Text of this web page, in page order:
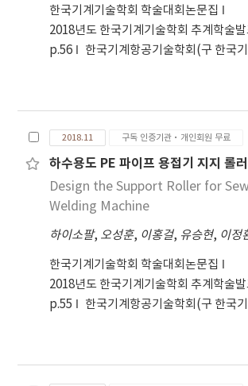
한국기계기술학회 학술대회논문집
2018년도 한국기계기술학회 추계학술
p.56
한국기계항공기술학회(구 한국
2018.11 구독 인증기관·개인회원 무료
하수용도 PE 파이프 용접기 지지 롤러
Design the Support Roller for
Welding Machine
하이소팔, 오성훈, 이홍걸, 유승현, 이정
한국기계기술학회 학술대회논문집
2018년도 한국기계기술학회 추계학술
p.55
한국기계항공기술학회(구 한국